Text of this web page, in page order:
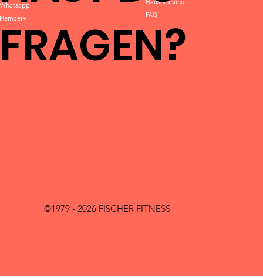
FAQ
FRAGEN?
Whatsapp
Member+
©1979 - 2026 FISCHER FITNESS